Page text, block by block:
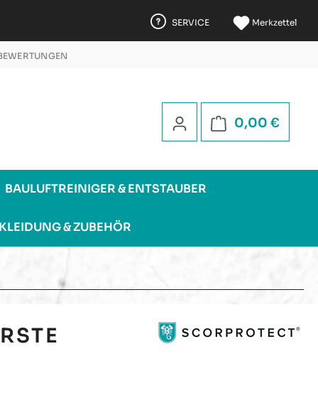
SERVICE Merkzettel
0,00 €
BAULUFTREINIGER & ENTSTAUBER
& ZUBEHÖR